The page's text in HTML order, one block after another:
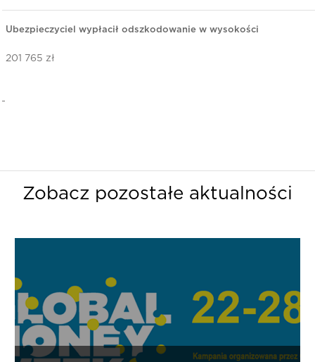
Ubezpieczyciel wypłacił odszkodowanie w wysokości
201 765 zł
Zobacz pozostałe aktualności